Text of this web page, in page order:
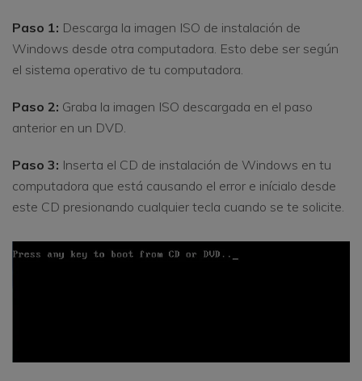
Paso 1: Descarga la imagen ISO de instalación de
Windows desde otra computadora. Esto debe ser según
el sistema operativo de tu computadora.
Paso 2: Graba la imagen ISO descargada en el paso
anterior en un DVD.
Paso 3: Inserta el CD de instalación de Windows en tu
computadora que está causando el error e inícialo desde
este CD presionando cualquier tecla cuando se te solicite.